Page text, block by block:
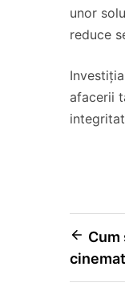
unor
reduce
afacerii
în
Cum